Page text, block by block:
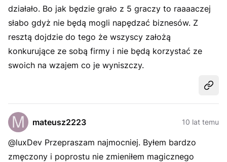
działało. Bo jak będzie grało z 5 graczy to raaaaczej
słabo gdyż nie będą mogli napędzać biznesów. Z
resztą dojdzie do tego że wszyscy założą
konkurujące ze sobą firmy i nie będą korzystać ze
swoich na wzajem co je wyniszczy.
mateusz2223 10 lat temu
@luxDev Przepraszam najmocniej. Byłem bardzo
zmęczony i poprostu nie zmieniłem magicznego